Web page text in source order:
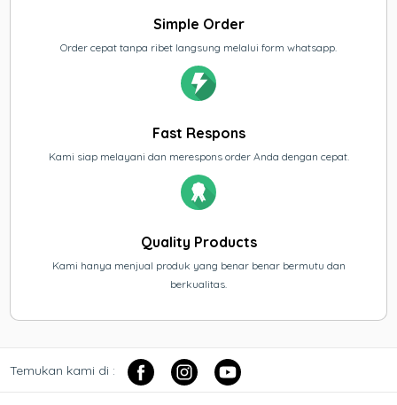
Simple Order
Order cepat tanpa ribet langsung melalui form whatsapp.
Fast Respons
Kami siap melayani dan merespons order Anda dengan cepat.
Quality Products
Kami hanya menjual produk yang benar benar bermutu dan
berkualitas.
Temukan kami di :